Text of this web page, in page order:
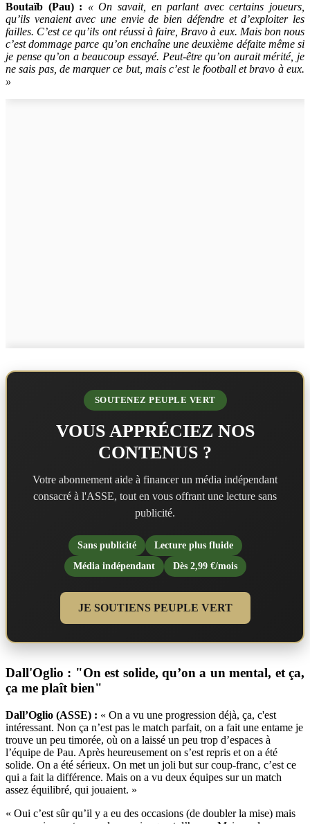
Boutaïb (Pau) : « On savait, en parlant avec certains joueurs,
qu’ils venaient avec une envie de bien défendre et d’exploiter les
failles. C’est ce qu’ils ont réussi à faire, Bravo à eux. Mais bon nous
c’est dommage parce qu’on enchaîne une deuxième défaite même si
je pense qu’on a beaucoup essayé. Peut-être qu’on aurait mérité, je
ne sais pas, de marquer ce but, mais c’est le football et bravo à eux.
»
SOUTENEZ PEUPLE VERT
VOUS APPRÉCIEZ NOS
CONTENUS ?
Votre abonnement aide à financer un média indépendant
consacré à l'ASSE, tout en vous offrant une lecture sans
publicité.
Sans publicité
Lecture plus fluide
Média indépendant
Dès 2,99 €/mois
JE SOUTIENS PEUPLE VERT
Dall'Oglio : "On est solide, qu’on a un mental, et ça,
ça me plaît bien"
Dall’Oglio (ASSE) : « On a vu une progression déjà, ça, c'est
intéressant. Non ça n’est pas le match parfait, on a fait une entame je
trouve un peu timorée, où on a laissé un peu trop d’espaces à
l’équipe de Pau. Après heureusement on s’est repris et on a été
solide. On a été sérieux. On met un joli but sur coup-franc, c’est ce
qui a fait la différence. Mais on a vu deux équipes sur un match
assez équilibré, qui jouaient. »
« Oui c’est sûr qu’il y a eu des occasions (de doubler la mise) mais